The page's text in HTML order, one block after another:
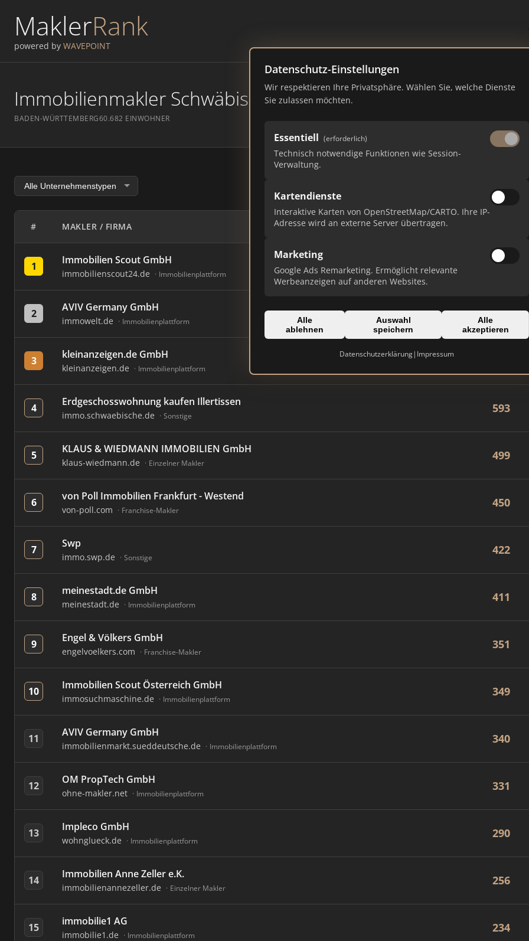
MaklerRank
powered by WAVEPOINT
Datenschutz-Einstellungen
Wir respektieren Ihre Privatsphäre. Wählen Sie, welche Dienste
Sie zulassen möchten.
Essentiell (erforderlich)
Technisch notwendige Funktionen wie Session-
Verwaltung.
Kartendienste
Interaktive Karten von OpenStreetMap/CARTO. Ihre IP-
Adresse wird an externe Server übertragen.
Marketing
Google Ads Remarketing. Ermöglicht relevante
Werbeanzeigen auf anderen Websites.
Alle
ablehnen
Auswahl
speichern
Alle
akzeptieren
Datenschutzerklärung| Impressum
Immobilienmakler Schwäbisch Gmünd – Ranking Juli 2026
BADEN-WÜRTTEMBERG60.682 EINWOHNER
# MAKLER / FIRMA
1 Immobilien Scout GmbH
immobilienscout24.de Immobilienplattform
822
2 AVIV Germany GmbH
immowelt.de Immobilienplattform
713
3 kleinanzeigen.de GmbH
kleinanzeigen.de Immobilienplattform
4 Erdgeschosswohnung kaufen Illertissen
immo.schwaebische.de Sonstige
593
5 KLAUS & WIEDMANN IMMOBILIEN GmbH
klaus-wiedmann.de Einzelner Makler
499
6 von Poll Immobilien Frankfurt - Westend
von-poll.com Franchise-Makler
450
7 Swp
immo.swp.de Sonstige
422
8 meinestadt.de GmbH
meinestadt.de Immobilienplattform
411
9 Engel & Völkers GmbH
engelvoelkers.com Franchise-Makler
351
10 Immobilien Scout Österreich GmbH
immosuchmaschine.de Immobilienplattform
349
11 AVIV Germany GmbH
immobilienmarkt.sueddeutsche.de Immobilienplattform
340
12 OM PropTech GmbH
ohne-makler.net Immobilienplattform
331
13 Impleco GmbH
wohnglueck.de Immobilienplattform
290
14 Immobilien Anne Zeller e.K.
immobilienannezeller.de Einzelner Makler
256
15 immobilie1 AG
immobilie1.de Immobilienplattform
234